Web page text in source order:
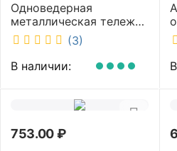
Одноведерная
металлическая тележка
с отжимом и корзинкой
под химию NV 23 л NV-
11123
(3)
В наличии:
753.00₽